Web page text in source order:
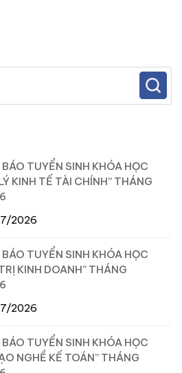
TUYỂN SINH KHÓA HỌC
KINH TẾ TÀI CHÍNH” THÁNG
2026
TUYỂN SINH KHÓA HỌC
KINH DOANH” THÁNG
2026
TUYỂN SINH KHÓA HỌC
NGHỀ KẾ TOÁN” THÁNG